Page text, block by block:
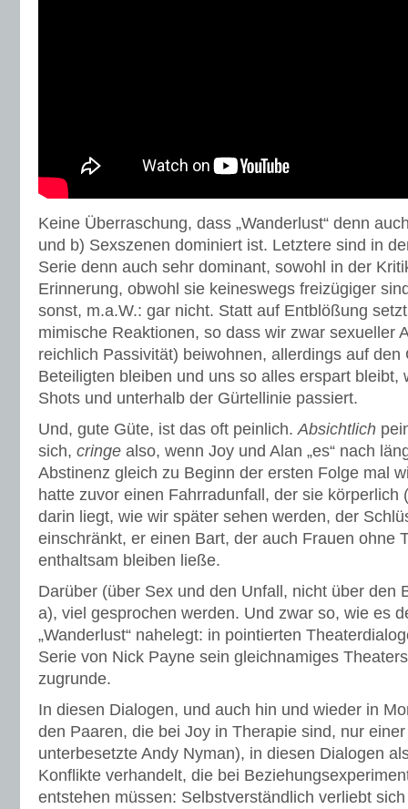
Keine Überraschung, dass „Wanderlust“ denn
und b) Sexszenen dominiert ist. Letztere sind in
Serie denn auch sehr dominant, sowohl in der
Erinnerung, obwohl sie keineswegs freizügiger
sonst, m.a.W.: gar nicht. Statt auf Entblößung setzt
mimische Reaktionen, so dass wir zwar sexueller
reichlich Passivität) beiwohnen, allerdings auf den
Beteiligten bleiben und uns so alles erspart bleibt,
Shots und unterhalb der Gürtellinie passiert.
Und, gute Güte, ist das oft peinlich.Absichtlich
sich, cringe also, wenn Joy und Alan „es“ nach
Abstinenz gleich zu Beginn der ersten Folge mal
hatte zuvor einen Fahrradunfall, der sie körperlich
darin liegt, wie wir später sehen werden, der
einschränkt, er einen Bart, der auch Frauen ohne
enthaltsam bleiben ließe.
Darüber (über Sex und den Unfall, nicht über den
a), viel gesprochen werden. Und zwar so, wie es
„Wanderlust“ nahelegt: in pointierten
Serie von Nick Payne sein gleichnamiges
zugrunde.
In diesen Dialogen, und auch hin und wieder in
den Paaren, die bei Joy in Therapie sind, nur
unterbesetzte Andy Nyman), in diesen Dialogen
Konflikte verhandelt, die bei
entstehen müssen: Selbstverständlich verliebt